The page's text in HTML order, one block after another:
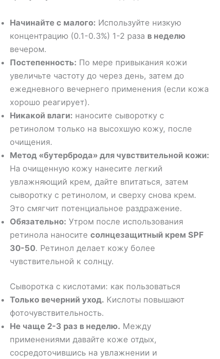
Начинайте с малого: Используйте низкую
концентрацию (0.1-0.3%) 1-2 раза в неделю
вечером.
Постепенность: По мере привыкания кожи
увеличьте частоту до через день, затем до
ежедневного вечернего применения (если кожа
хорошо реагирует).
Никакой влаги: наносите сыворотку с
ретинолом только на высохшую кожу, после
очищения.
Метод «бутерброда» для чувствительной кожи:
На очищенную кожу нанесите легкий
увлажняющий крем, дайте впитаться, затем
сыворотку с ретинолом, и сверху снова крем.
Это смягчит потенциальное раздражение.
Обязательно: Утром после использования
ретинола наносите солнцезащитный крем SPF
30-50. Ретинол делает кожу более
чувствительной к солнцу.
Сыворотка с кислотами: как пользоваться
Только вечерний уход. Кислоты повышают
фоточувствительность.
Не чаще 2-3 раз в неделю. Между
применениями давайте коже отдых,
сосредоточившись на увлажнении и